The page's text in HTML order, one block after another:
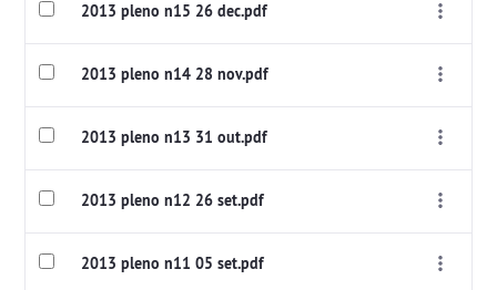
2013 pleno n15 26 dec.pdf
2013 pleno n14 28 nov.pdf
2013 pleno n13 31 out.pdf
2013 pleno n12 26 set.pdf
2013 pleno n11 05 set.pdf